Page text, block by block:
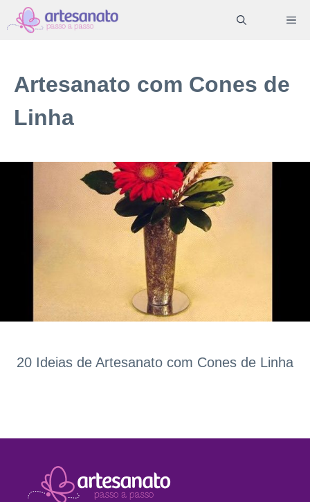
Pular
para
conteúdo
Artesanato com Cones de
Linha
20 Ideias de Artesanato com Cones de Linha